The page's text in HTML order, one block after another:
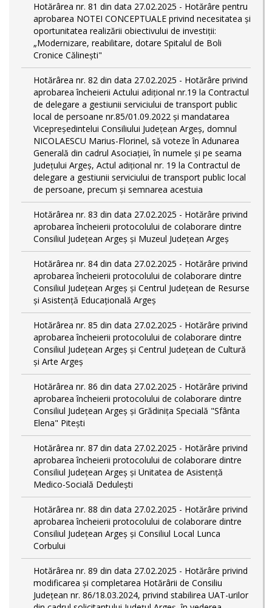
Hotărârea nr. 81 din data 27.02.2025 - Hotărâre pentru
aprobarea NOTEI CONCEPTUALE privind necesitatea și
oportunitatea realizării obiectivului de investiții:
„Modernizare, reabilitare, dotare Spitalul de Boli
Cronice Călinești"
Hotărârea nr. 82 din data 27.02.2025 - Hotărâre privind
aprobarea încheierii Actului adițional nr.19 la Contractul
de delegare a gestiunii serviciului de transport public
local de persoane nr.85/01.09.2022 și mandatarea
Vicepreședintelui Consiliului Județean Argeș, domnul
NICOLAESCU Marius-Florinel, să voteze în Adunarea
Generală din cadrul Asociației, în numele și pe seama
Județului Argeș, Actul adițional nr. 19 la Contractul de
delegare a gestiunii serviciului de transport public local
de persoane, precum și semnarea acestuia
Hotărârea nr. 83 din data 27.02.2025 - Hotărâre privind
aprobarea încheierii protocolului de colaborare dintre
Consiliul Județean Argeș și Muzeul Județean Argeș
Hotărârea nr. 84 din data 27.02.2025 - Hotărâre privind
aprobarea încheierii protocolului de colaborare dintre
Consiliul Județean Argeș și Centrul Județean de Resurse
și Asistență Educațională Argeș
Hotărârea nr. 85 din data 27.02.2025 - Hotărâre privind
aprobarea încheierii protocolului de colaborare dintre
Consiliul Județean Argeș și Centrul Județean de Cultură
și Arte Argeș
Hotărârea nr. 86 din data 27.02.2025 - Hotărâre privind
aprobarea încheierii protocolului de colaborare dintre
Consiliul Județean Argeș și Grădinița Specială "Sfânta
Elena" Pitești
Hotărârea nr. 87 din data 27.02.2025 - Hotărâre privind
aprobarea încheierii protocolului de colaborare dintre
Consiliul Județean Argeș și Unitatea de Asistență
Medico-Socială Dedulești
Hotărârea nr. 88 din data 27.02.2025 - Hotărâre privind
aprobarea încheierii protocolului de colaborare dintre
Consiliul Județean Argeș și Consiliul Local Lunca
Corbului
Hotărârea nr. 89 din data 27.02.2025 - Hotărâre privind
modificarea și completarea Hotărârii de Consiliu
Județean nr. 86/18.03.2024, privind stabilirea UAT-urilor